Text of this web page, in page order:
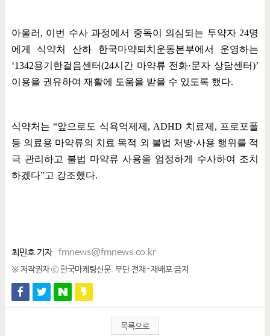
아울러 , 이번 수사 과정에서 중독이 의심되는 투약자 24명
에게 식약처 산하 한국마약퇴치운동본부에서 운영하는
‘1342용기한걸음센터(24시간 마약류 전화·문자 상담센터)’
이용을 권유하여 재활에 도움을 받을 수 있도록 했다.
식약처는“앞으로도 식욕억제제 , ADHD 치료제 , 프로포폴
등 의료용 마약류의 치료 목적 외 불법 처방·사용 행위를 적
극 관리하고 불법 마약류 사용을 엄정하게 수사하여 조치
하겠다”고 강조했다.
최민호 기자 fmnews@fmnews.co.kr
※ 저작권자 ⓒ 한국마케팅신문. 무단 전재-재배포 금지
목록으로